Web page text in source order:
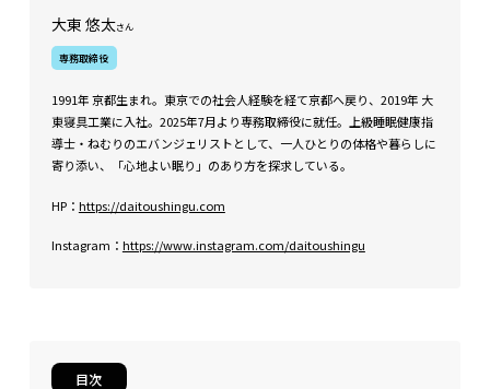
大東 悠太さん
専務取締役
1991年 京都生まれ。東京での社会人経験を経て京都へ戻り、2019年 大
東寝具工業に入社。2025年7月より専務取締役に就任。上級睡眠健康指
導士・ねむりのエバンジェリストとして、一人ひとりの体格や暮らしに
寄り添い、「心地よい眠り」のあり方を探求している。
HP： https://daitoushingu.com
Instagram： https://www.instagram.com/daitoushingu
目次